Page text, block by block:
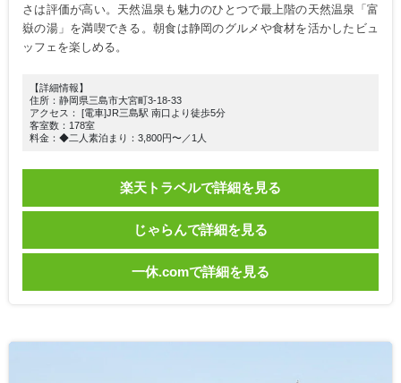
さは評価が高い。天然温泉も魅力のひとつで最上階の天然温泉「富
嶽の湯」を満喫できる。朝食は静岡のグルメや食材を活かしたビュ
ッフェを楽しめる。
【詳細情報】
住所：静岡県三島市大宮町3-18-33
アクセス： [電車]JR三島駅 南口より徒歩5分
客室数：178室
料金：◆二人素泊まり：3,800円〜／1人
楽天トラベルで詳細を見る
じゃらんで詳細を見る
一休.comで詳細を見る